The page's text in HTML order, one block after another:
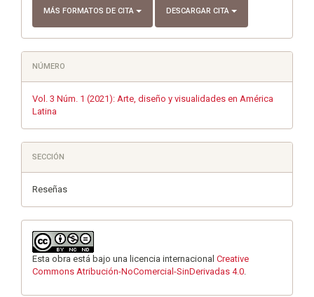
MÁS FORMATOS DE CITA DESCARGAR CITA
NÚMERO
Vol. 3 Núm. 1 (2021): Arte, diseño y visualidades en América
Latina
SECCIÓN
Reseñas
Esta obra está bajo una licencia internacional Creative
Commons Atribución-NoComercial-SinDerivadas 4.0.